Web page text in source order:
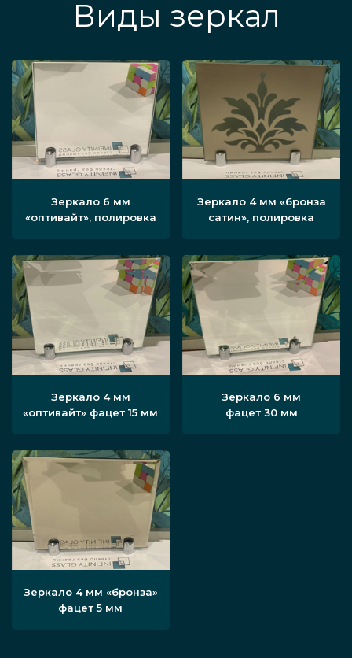
Виды зеркал
Зеркало 6 мм
«оптивайт», полировка
Зеркало 4 мм «бронза
сатин», полировка
Зеркало 4 мм
«оптивайт» фацет 15 мм
Зеркало 6 мм
фацет 30 мм
Зеркало 4 мм «бронза»
фацет 5 мм